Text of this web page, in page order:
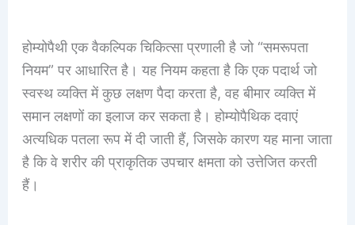
होम्योपैथी एक वैकल्पिक चिकित्सा प्रणाली है जो “समरूपता
नियम” पर आधारित है। यह नियम कहता है कि एक पदार्थ जो
स्वस्थ व्यक्ति में कुछ लक्षण पैदा करता है, वह बीमार व्यक्ति में
समान लक्षणों का इलाज कर सकता है। होम्योपैथिक दवाएं
अत्यधिक पतला रूप में दी जाती हैं, जिसके कारण यह माना जाता
है कि वे शरीर की प्राकृतिक उपचार क्षमता को उत्तेजित करती
हैं।